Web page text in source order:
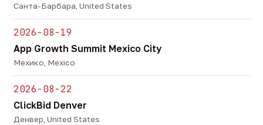
Санта-Барбара, United States
2026-08-19
App Growth Summit Mexico City
Мехико, Mexico
2026-08-22
ClickBid Denver
Денвер, United States